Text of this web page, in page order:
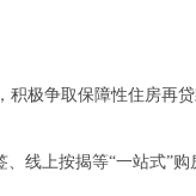
极争取保障性住房再贷
线上按揭等“一站式”购